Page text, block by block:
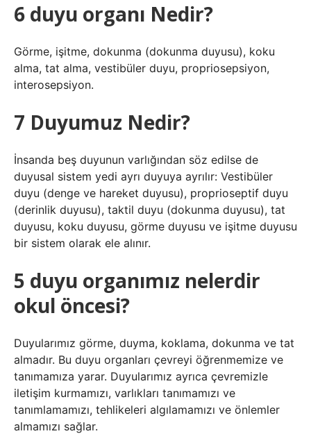
6 duyu organı Nedir?
Görme, işitme, dokunma (dokunma duyusu), koku
alma, tat alma, vestibüler duyu, propriosepsiyon,
interosepsiyon.
7 Duyumuz Nedir?
İnsanda beş duyunun varlığından söz edilse de
duyusal sistem yedi ayrı duyuya ayrılır: Vestibüler
duyu (denge ve hareket duyusu), proprioseptif duyu
(derinlik duyusu), taktil duyu (dokunma duyusu), tat
duyusu, koku duyusu, görme duyusu ve işitme duyusu
bir sistem olarak ele alınır.
5 duyu organımız nelerdir
okul öncesi?
Duyularımız görme, duyma, koklama, dokunma ve tat
almadır. Bu duyu organları çevreyi öğrenmemize ve
tanımamıza yarar. Duyularımız ayrıca çevremizle
iletişim kurmamızı, varlıkları tanımamızı ve
tanımlamamızı, tehlikeleri algılamamızı ve önlemler
almamızı sağlar.